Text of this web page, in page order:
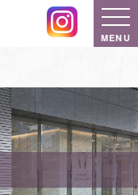
MENU